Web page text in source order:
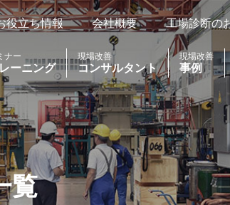
役立ち情報 会社概要 工場診断の
ナー
ーニング
現場改善
コンサルタント
現場改善
事例
覧